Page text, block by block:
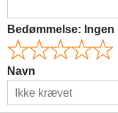
Bedømmelse: Ingen
Navn